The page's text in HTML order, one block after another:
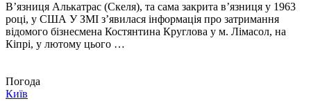
В’язниця Алькатрас (Скеля), та сама закрита в’язниця у 1963
році, у США У ЗМІ з’явилася інформація про затримання
відомого бізнесмена Костянтина Круглова у м. Лімасол, на
Кіпрі, у лютому цього …
Погода
Київ